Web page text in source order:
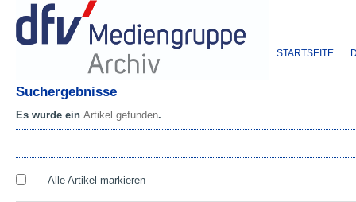
STARTSEITE
Suchergebnisse
Es wurde ein Artikel gefunden.
Alle Artikel markieren